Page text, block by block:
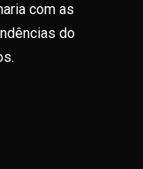
com as
do